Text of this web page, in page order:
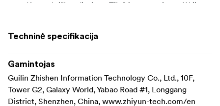
Kompaktiškas dizainas: Tik 84 mm storio, todėl jį
Galingas išėjimas: Įspūdingas 15500 liuksų 1 m
režimą - iki 20300 liuksų (1 m, be atšvaito) arba
81100 liuksų (1 m, su standartiniu ZHIYUN atšvaitu),
t. y. prilygsta 500 W apšvietimui.
Reguliuojama CCT: spalvų temperatūrą galima
Techninė specifikacija
Gamintojas
Guilin Zhishen Information Technology Co., Ltd., 10F,
Tower G2, Galaxy World, Yabao Road #1, Longgang
District, Shenzhen, China, www.zhiyun-tech.com/en